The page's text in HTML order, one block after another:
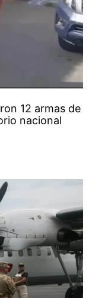
12 armas de
nacional